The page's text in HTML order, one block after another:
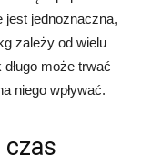
jest jednoznaczna,
zależy od wielu
może trwać
niego wpływać.
czas